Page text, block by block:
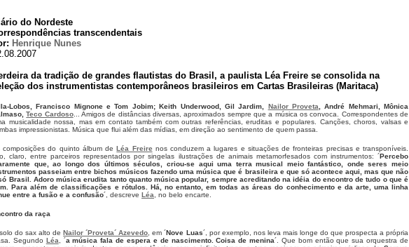
do Nordeste
transcendentais
Henrique Nunes
da tradição de grandes flautistas do Brasil, a paulista Léa Freire se consolida na
dos instrumentistas contemporâneos brasileiros em Cartas Brasileiras (Maritaca)
Lobos, Francisco Mignone e Tom Jobim; Keith Underwood, Gil Jardim, Nailor Proveta , André Mehmari, Mônica
Teco Cardoso... Amigos de distâncias diversas, aproximados sempre que a música os convoca. Correspondentes de
musicalidade nossa, mas em contato também com outras referências, eruditas e populares. Canções, choros, valsas e
impressionistas. Música que flui além das mídias, em direção ao sentimento de quem passa.
composições do quinto álbum deLéa Freire nos conduzem a lugares e situações de fronteiras precisas e transponíveis.
claro, entre parceiros representados por singelas ilustrações de animais metamorfesados com instrumentos: ´Percebo
que, ao longo dos últimos séculos, criou-se aqui uma terra musical meio fantástico, onde seres meio
passeiam entre bichos músicos fazendo uma música que é brasileira e que só acontece aqui, mas que não
Brasil. Adoro música erudita tanto quanto música popular, sempre acreditando na idéia do encontro de tudo o que é
Para além de classificações e rótulos. Há, no entanto, em todas as áreas do conhecimento e da arte, uma linha
entre a fusão e a confusão´, descreve Léa , no belo encarte.
da raça
do sax alto deNailor ´Proveta´ Azevedo , em ´Nove Luas´, por exemplo, nos leva mais longe do que prospecta a própria
Segundo Léa , ´a música fala de espera e de nascimento. Coisa de menina´. Que bom então que sua orquestra de